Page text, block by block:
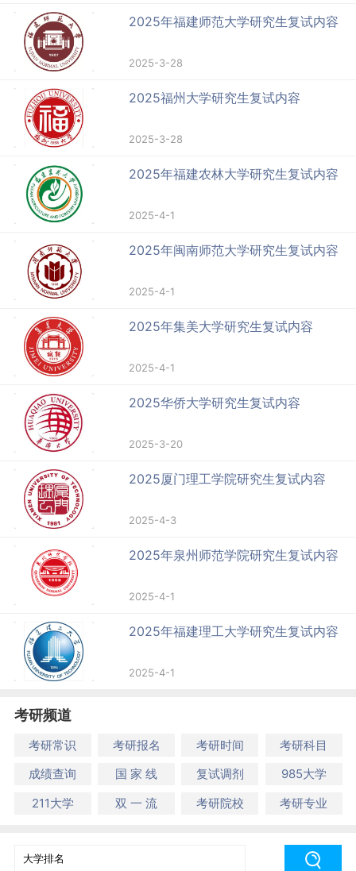
2025年福建师范大学研究生复试内容
2025-3-28
2025福州大学研究生复试内容
2025-3-28
2025年福建农林大学研究生复试内容
2025-4-1
2025年闽南师范大学研究生复试内容
2025-4-1
2025年集美大学研究生复试内容
2025-4-1
2025华侨大学研究生复试内容
2025-3-20
2025厦门理工学院研究生复试内容
2025-4-3
2025年泉州师范学院研究生复试内容
2025-4-1
2025年福建理工大学研究生复试内容
2025-4-1
考研频道
考研常识 考研报名 考研时间
考研科目
成绩查询
国 家 线 复试调剂
985大学
211大学
双 一 流 考研院校 考研专业